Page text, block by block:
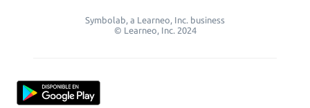
Symbolab, a Learneo, Inc. business
© Learneo, Inc. 2024